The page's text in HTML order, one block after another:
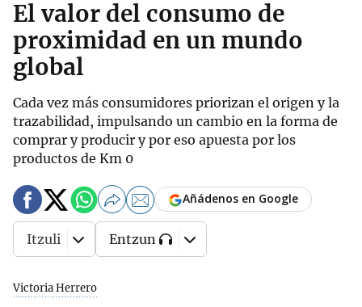
El valor del consumo de
proximidad en un mundo
global
Cada vez más consumidores priorizan el origen y la
trazabilidad, impulsando un cambio en la forma de
comprar y producir y por eso apuesta por los
productos de Km 0
Victoria Herrero
Añádenos en Google
Itzuli Entzun